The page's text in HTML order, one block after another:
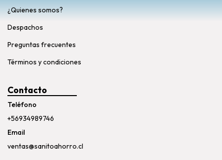
¿Quienes somos?
Despachos
Preguntas frecuentes
Términos y condiciones
Contacto
Teléfono
+56934989746
Email
ventas@sanitoahorro.cl